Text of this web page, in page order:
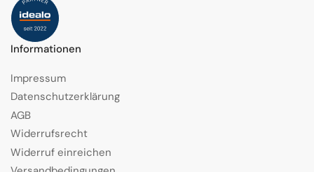
Informationen
Impressum
Datenschutzerklärung
AGB
Widerrufsrecht
Widerruf einreichen